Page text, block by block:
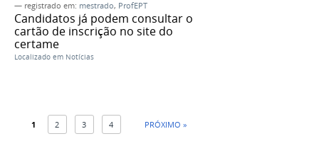
— registrado em: mestrado, ProfEPT
Candidatos já podem consultar o
cartão de inscrição no site do
certame
Localizado em Notícias
1 2 3 4 PRÓXIMO »